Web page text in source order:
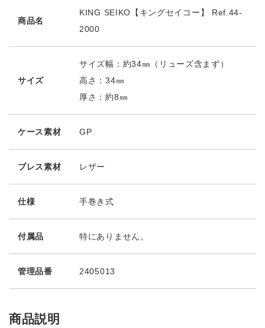
商品名
KING SEIKO【キングセイコー】 Ref.44-
2000
サイズ
サイズ幅：約34㎜（リューズ含まず）
高さ：34㎜
厚さ：約8㎜
ケース素材 GP
ブレス素材 レザー
仕様 手巻き式
付属品 特にありません。
管理品番 2405013
商品説明